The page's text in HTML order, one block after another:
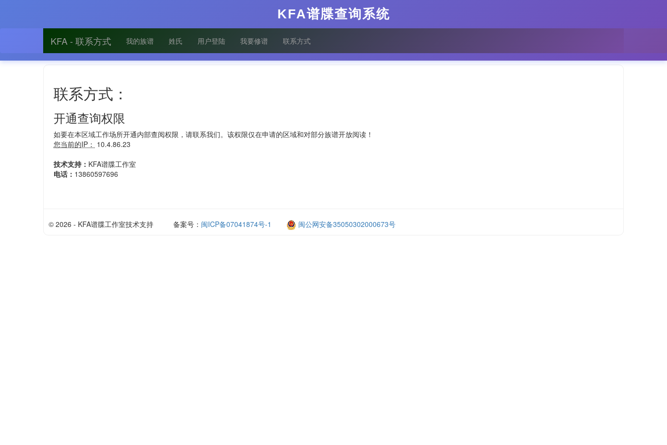
KFA谱牒查询系统
KFA - 联系方式 我的族谱 姓氏 用户登陆 我要修谱 联系方式
联系方式：
开通查询权限
如要在本区域工作场所开通内部查阅权限，请联系我们。该权限仅在申请的区域和对部分族谱开放阅读！
您当前的IP： 10.4.86.23
技术支持： KFA谱牒工作室
电话： 13860597696
© 2026 - KFA谱牒工作室技术支持 备案号： 闽ICP备07041874号-1 闽公网安备35050302000673号